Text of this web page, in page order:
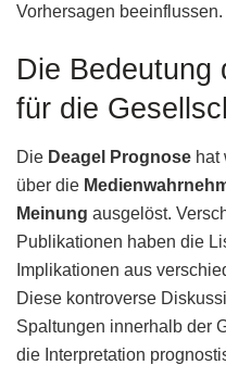
Vorhersagen beeinflussen.
Die Bedeutung
für die
Die Deagel Prognose hat
über die
Meinung ausgelöst.
Publikationen haben die
Implikationen aus
Diese kontroverse
Spaltungen innerhalb der
die Interpretation